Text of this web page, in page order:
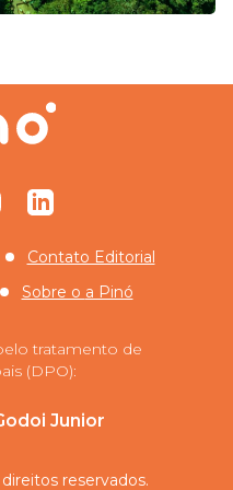
GitHub
Contato Editorial
Sobre o a Pinó
tratamento de
(DPO):
Junior
reservados.